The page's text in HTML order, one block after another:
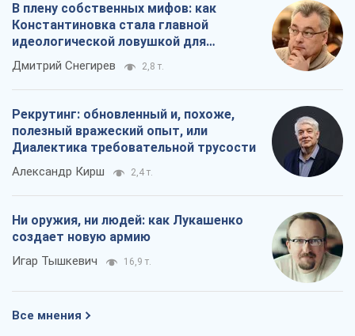
В плену собственных мифов: как
Константиновка стала главной
идеологической ловушкой для
российских оккупантов
Дмитрий Снегирев 2,8 т.
Рекрутинг: обновленный и, похоже,
полезный вражеский опыт, или
Диалектика требовательной трусости
Александр Кирш 2,4 т.
Ни оружия, ни людей: как Лукашенко
создает новую армию
Игар Тышкевич 16,9 т.
Все мнения